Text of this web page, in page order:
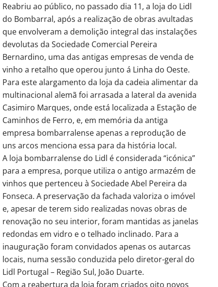
Reabriu ao público, no passado dia 11, a loja do Lidl
do Bombarral, após a realização de obras avultadas
que envolveram a demolição integral das instalações
devolutas da Sociedade Comercial Pereira
Bernardino, uma das antigas empresas de venda de
vinho a retalho que operou junto á Linha do Oeste.
Para este alargamento da loja da cadeia alimentar da
multinacional alemã foi arrasada a lateral da avenida
Casimiro Marques, onde está localizada a Estação de
Caminhos de Ferro, e, em memória da antiga
empresa bombarralense apenas a reprodução de
uns arcos menciona essa para da história local.
A loja bombarralense do Lidl é considerada “icónica”
para a empresa, porque utiliza o antigo armazém de
vinhos que pertenceu à Sociedade Abel Pereira da
Fonseca. A preservação da fachada valoriza o imóvel
e, apesar de terem sido realizadas novas obras de
renovação no seu interior, foram mantidas as janelas
redondas em vidro e o telhado inclinado. Para a
inauguração foram convidados apenas os autarcas
locais, numa sessão conduzida pelo diretor-geral do
Lidl Portugal – Região Sul, João Duarte.
Com a reabertura da loja foram criados oito novos